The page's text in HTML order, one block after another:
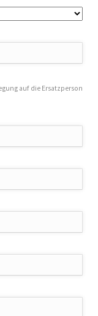
auf die Ersatzperson